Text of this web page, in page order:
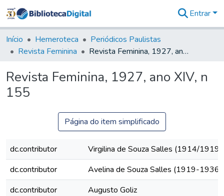
&
Coleções
Tudo na
Digital
Entrar
Início Hemeroteca
Periódicos Paulistas
Revista Feminina
Revista Feminina, 1927, ano XIV, n 155
Revista Feminina, 1927, ano XIV, n
155
Página do item simplificado
dc.contributor
Virgilina de Souza Salles (1914/1919)
dc.contributor
Avelina de Souza Salles (1919-1936)
dc.contributor
Augusto Goliz